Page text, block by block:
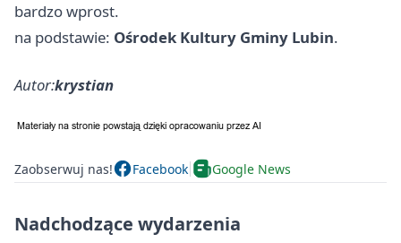
bardzo wprost.
na podstawie: Ośrodek Kultury Gminy Lubin.
Autor:krystian
Zaobserwuj nas! Facebook Google News
Nadchodzące wydarzenia